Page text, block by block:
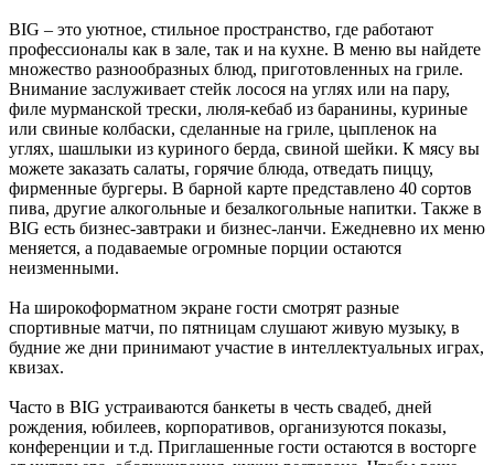
BIG – это уютное, стильное пространство, где работают
профессионалы как в зале, так и на кухне. В меню вы найдете
множество разнообразных блюд, приготовленных на гриле.
Внимание заслуживает стейк лосося на углях или на пару,
филе мурманской трески, люля-кебаб из баранины, куриные
или свиные колбаски, сделанные на гриле, цыпленок на
углях, шашлыки из куриного берда, свиной шейки. К мясу вы
можете заказать салаты, горячие блюда, отведать пиццу,
фирменные бургеры. В барной карте представлено 40 сортов
пива, другие алкогольные и безалкогольные напитки. Также в
BIG есть бизнес-завтраки и бизнес-ланчи. Ежедневно их меню
меняется, а подаваемые огромные порции остаются
неизменными.
На широкоформатном экране гости смотрят разные
спортивные матчи, по пятницам слушают живую музыку, в
будние же дни принимают участие в интеллектуальных играх,
квизах.
Часто в BIG устраиваются банкеты в честь свадеб, дней
рождения, юбилеев, корпоративов, организуются показы,
конференции и т.д. Приглашенные гости остаются в восторге